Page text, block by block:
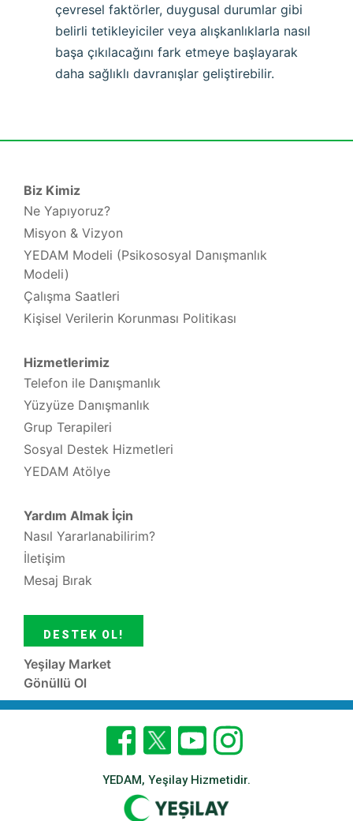
çevresel faktörler, duygusal durumlar gibi
belirli tetikleyiciler veya alışkanlıklarla nasıl
başa çıkılacağını fark etmeye başlayarak
daha sağlıklı davranışlar geliştirebilir.
Biz Kimiz
Ne Yapıyoruz?
Misyon & Vizyon
YEDAM Modeli (Psikososyal Danışmanlık
Modeli)
Çalışma Saatleri
Kişisel Verilerin Korunması Politikası
Hizmetlerimiz
Telefon ile Danışmanlık
Yüzyüze Danışmanlık
Grup Terapileri
Sosyal Destek Hizmetleri
YEDAM Atölye
Yardım Almak İçin
Nasıl Yararlanabilirim?
İletişim
Mesaj Bırak
DESTEK OL!
Yeşilay Market
Gönüllü Ol
YEDAM, Yeşilay Hizmetidir.